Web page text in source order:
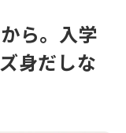
ら。入学
身だしな